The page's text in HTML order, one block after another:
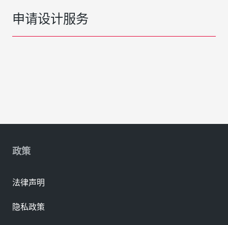
申请设计服务
政策
法律声明
隐私政策